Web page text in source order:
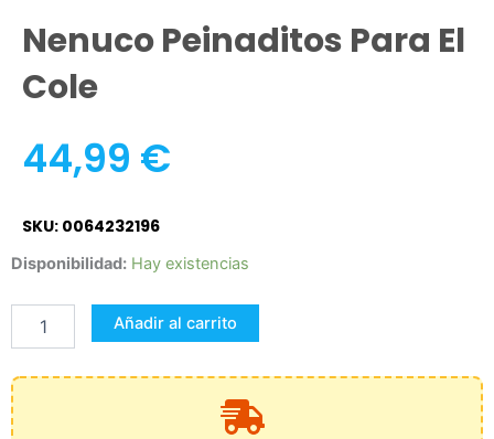
Nenuco Peinaditos Para El
Cole
44,99 €
SKU: 0064232196
Disponibilidad: Hay existencias
Nenuco
para
cole
Añadir al carrito